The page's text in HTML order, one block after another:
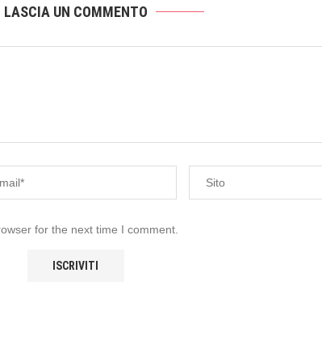
LASCIA UN COMMENTO
for the next time I comment.